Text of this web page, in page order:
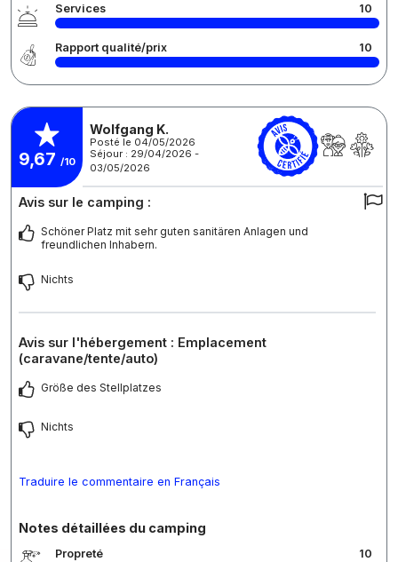
Services 10
Rapport qualité/prix 10
9,67 /10
Wolfgang K.
Posté le 04/05/2026
Séjour : 29/04/2026 -
03/05/2026
Avis sur le camping :
Schöner Platz mit sehr guten sanitären Anlagen und
freundlichen Inhabern.
Nichts
Avis sur l'hébergement : Emplacement
(caravane/tente/auto)
Größe des Stellplatzes
Nichts
Traduire le commentaire en Français
Notes détaillées du camping
Propreté 10